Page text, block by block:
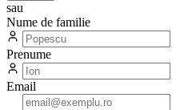
sau
Nume de familie
Prenume
Email